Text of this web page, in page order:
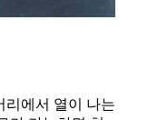
리에서 열이 나는